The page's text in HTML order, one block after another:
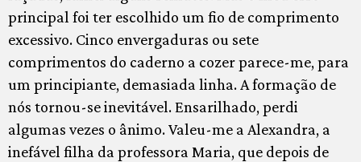
principal foi ter escolhido um fio de comprimento
excessivo. Cinco envergaduras ou sete
comprimentos do caderno a cozer parece-me, para
um principiante, demasiada linha. A formação de
nós tornou-se inevitável. Ensarilhado, perdi
algumas vezes o ânimo. Valeu-me a Alexandra, a
inefável filha da professora Maria, que depois de